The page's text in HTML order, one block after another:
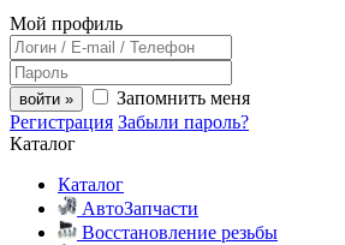
Мой профиль
войти »
Запомнить меня
Регистрация Забыли пароль?
Каталог
Каталог
АвтоЗапчасти
Восстановление резьбы